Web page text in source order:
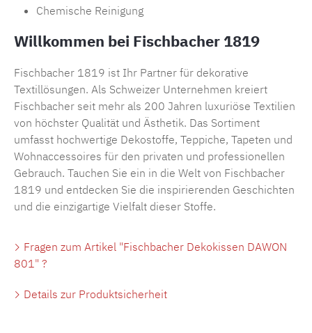
Chemische Reinigung
Willkommen bei Fischbacher 1819
Fischbacher 1819 ist Ihr Partner für dekorative
Textillösungen. Als Schweizer Unternehmen kreiert
Fischbacher seit mehr als 200 Jahren luxuriöse Textilien
von höchster Qualität und Ästhetik. Das Sortiment
umfasst hochwertige Dekostoffe, Teppiche, Tapeten und
Wohnaccessoires für den privaten und professionellen
Gebrauch. Tauchen Sie ein in die Welt von Fischbacher
1819 und entdecken Sie die inspirierenden Geschichten
und die einzigartige Vielfalt dieser Stoffe.
Fragen zum Artikel "Fischbacher Dekokissen DAWON
801" ?
Details zur Produktsicherheit